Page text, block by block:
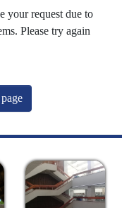
your request due to
Please try again